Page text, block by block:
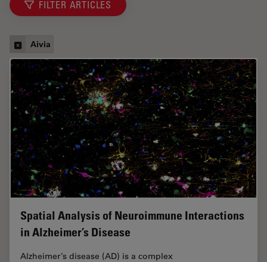
FILTER ARTICLES
Aivia
Spatial Analysis of Neuroimmune Interactions
in Alzheimer’s Disease
Alzheimer’s disease (AD) is a complex